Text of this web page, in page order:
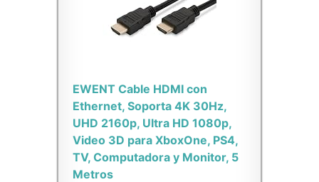
EWENT Cable HDMI con
Ethernet, Soporta 4K 30Hz,
UHD 2160p, Ultra HD 1080p,
Video 3D para XboxOne, PS4,
TV, Computadora y Monitor, 5
Metros